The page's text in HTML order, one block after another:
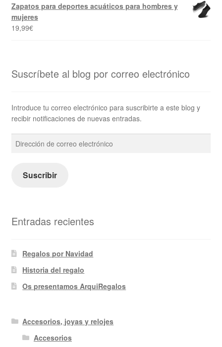
Zapatos para deportes acuáticos para hombres y
mujeres
19,99€
Suscríbete al blog por correo electrónico
Introduce tu correo electrónico para suscribirte a este blog y
recibir notificaciones de nuevas entradas.
de
electrónico
Suscribir
Entradas recientes
Regalos por Navidad
Historia del regalo
Os presentamos ArquiRegalos
Accesorios, joyas y relojes
Accesorios